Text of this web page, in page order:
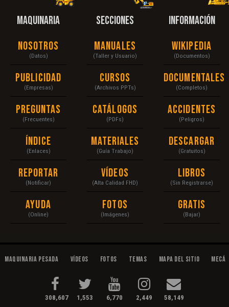
MAQUINARIA
Nosotros
(Datos)
Publicidad
(Empresas)
Preguntas
(Frecuentes)
Índice
(Enlaces)
Reportar
(Notificar)
Ayuda
(Online)
SECCIONES
Manuales
(Taller y Usuario)
Cursos
(Archivos PPTs)
Catálogos
(PDFs)
Materiales
(Guía Trabajo)
Vídeos
(Alta Calidad FHD)
Fotos
(Imágenes)
INFORMACIÓN
Wikipedia
(Documentos)
Documentales
(Completos)
Accidentes
(Peligros)
Descargar
(Gratuitos)
Libros
(Sin Registrarse)
Gratis
(Bajar)
Maquinaria Pesada Vídeos Fotos Temas Mapa del Sitio
308,607 1,553 6,770 2,449 58,149